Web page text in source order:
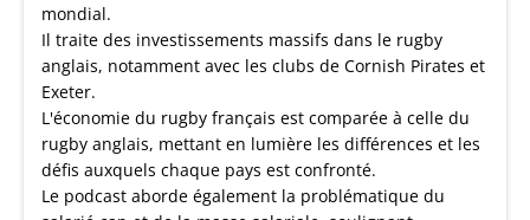
mondial.
Il traite des investissements massifs dans le rugby
anglais, notamment avec les clubs de Cornish Pirates et
Exeter.
L'économie du rugby français est comparée à celle du
rugby anglais, mettant en lumière les différences et les
défis auxquels chaque pays est confronté.
Le podcast aborde également la problématique du